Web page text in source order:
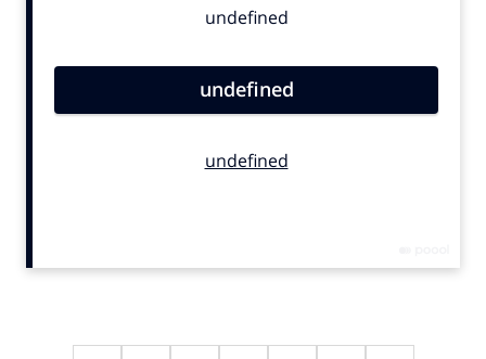
Contentmarketing
Effectiviteit